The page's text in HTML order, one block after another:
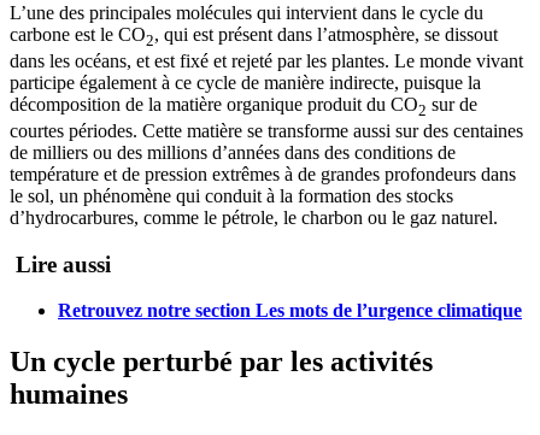
L’une des principales molécules qui intervient dans le cycle du
carbone est le CO2, qui est présent dans l’atmosphère, se dissout
dans les océans, et est fixé et rejeté par les plantes. Le monde vivant
participe également à ce cycle de manière indirecte, puisque la
décomposition de la matière organique produit du CO2 sur de
courtes périodes. Cette matière se transforme aussi sur des centaines
de milliers ou des millions d’années dans des conditions de
température et de pression extrêmes à de grandes profondeurs dans
le sol, un phénomène qui conduit à la formation des stocks
d’hydrocarbures, comme le pétrole, le charbon ou le gaz naturel.
Lire aussi
Retrouvez notre section Les mots de l’urgence climatique
Un cycle perturbé par les activités
humaines